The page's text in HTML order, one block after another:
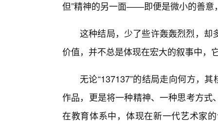
但”精神的另一面——即便是微小的善意
这种结局，少了些许轰轰烈烈，却
价值，并不总是体现在宏大的叙事中，
无论“137137”的结局走向何方，
作品，更是将一种精神、一种思考方
在教育体系中，体现在新一代艺术家